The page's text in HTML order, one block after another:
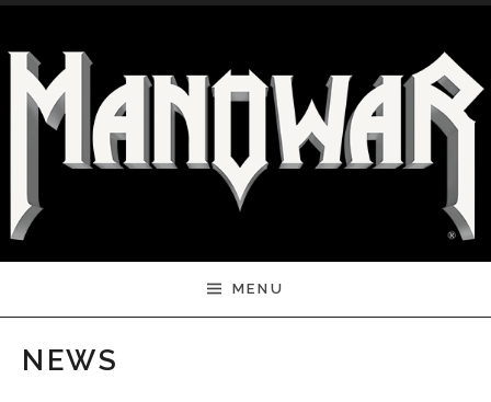
Skip to content
MENU
NEWS